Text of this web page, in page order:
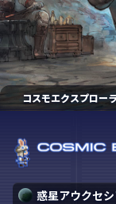
コスモエクスプロー
惑星アウクセ